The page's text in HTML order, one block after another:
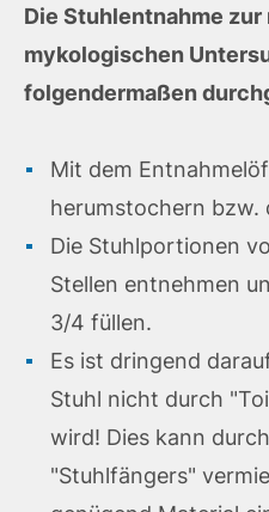
Die Stuhlentnahme
mykologischen
folgendermaßen
Mit dem
herumstochern bzw.
Die Stuhlportionen
Stellen entnehmen
3/4 füllen.
Es ist dringend
Stuhl nicht durch
wird! Dies kann
"Stuhlfängers"